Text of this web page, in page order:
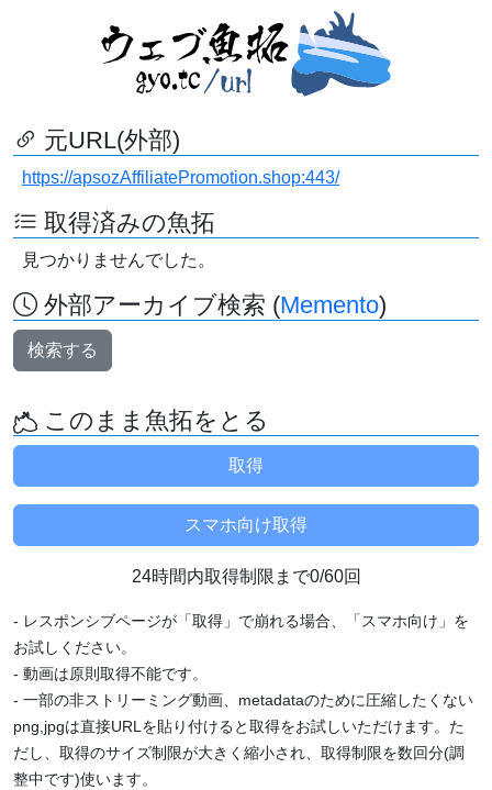
元URL(外部)
https://apsozAffiliatePromotion.shop:443/
取得済みの魚拓
見つかりませんでした。
外部アーカイブ検索 (Memento)
検索する
このまま魚拓をとる
24時間内取得制限まで0/60回
- レスポンシブページが「取得」で崩れる場合、「スマホ向け」を
お試しください。
- 動画は原則取得不能です。
- 一部の非ストリーミング動画、metadataのために圧縮したくない
png,jpgは直接URLを貼り付けると取得をお試しいただけます。た
だし、取得のサイズ制限が大きく縮小され、取得制限を数回分(調
整中です)使います。